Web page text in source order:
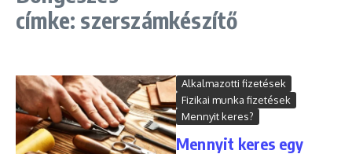
címke: szerszámkészítő
Alkalmazotti fizetések
Fizikai munka fizetések
Mennyit keres?
Mennyit keres egy